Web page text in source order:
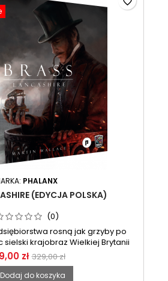
PHALANX
(EDYCJA POLSKA)
(0)
rosną jak grzyby po
krajobraz Wielkiej Brytanii
zł 329,00 zł
Dodaj do koszyka